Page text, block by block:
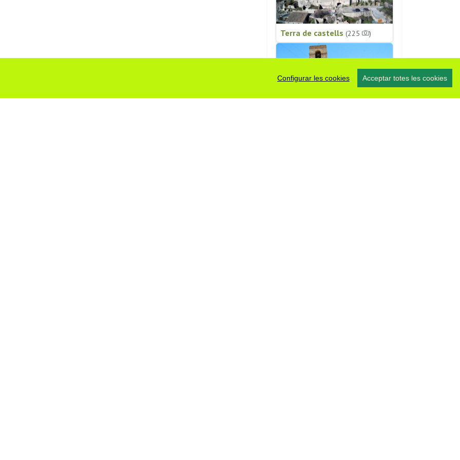
Configurar les cookies Acceptar totes les cookies
Terra de castells (225 )